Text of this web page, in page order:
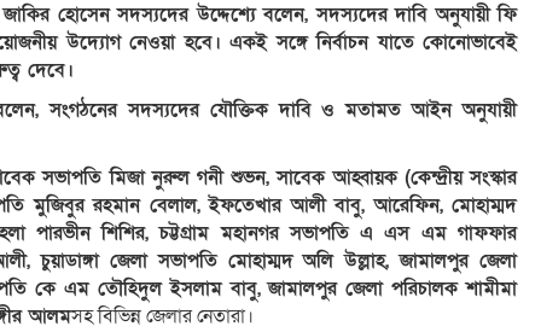
জাকির হোসেন সদস্যদের উদ্দেশ্যে বলেন, সদস্যদের দাবি অনুযায়ী ফি
উদ্যোগ নেওয়া হবে। একই সঙ্গে নির্বাচন যাতে কোনোভাবেই
দেবে।
সংগঠনের সদস্যদের যৌক্তিক দাবি ও মতামত আইন অনুযায়ী
সভাপতি মিজা নুরুল গনী শুভন, সাবেক আহ্বায়ক (কেন্দ্রীয় সংস্কার
মুজিবুর রহমান বেলাল, ইফতেখার আলী বাবু, আরেফিন, মোহাম্মদ
পারভীন শিশির, চট্টগ্রাম মহানগর সভাপতি এ এস এম গাফফার
চুয়াডাঙ্গা জেলা সভাপতি মোহাম্মদ অলি উল্লাহ, জামালপুর জেলা
কে এম তৌহিদুল ইসলাম বাবু, জামালপুর জেলা পরিচালক শামীমা
আলমসহ বিভিন্ন জেলার নেতারা।